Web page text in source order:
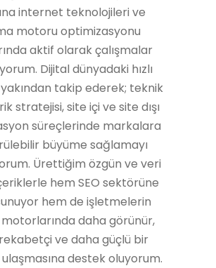
internet teknolojileri ve
motoru optimizasyonu
aktif olarak çalışmalar
Dijital dünyadaki hızlı
takip ederek; teknik
stratejisi, site içi ve site dışı
süreçlerinde markalara
büyüme sağlamayı
Ürettiğim özgün ve veri
hem SEO sektörüne
hem de işletmelerin
daha görünür,
ve daha güçlü bir
destek oluyorum.